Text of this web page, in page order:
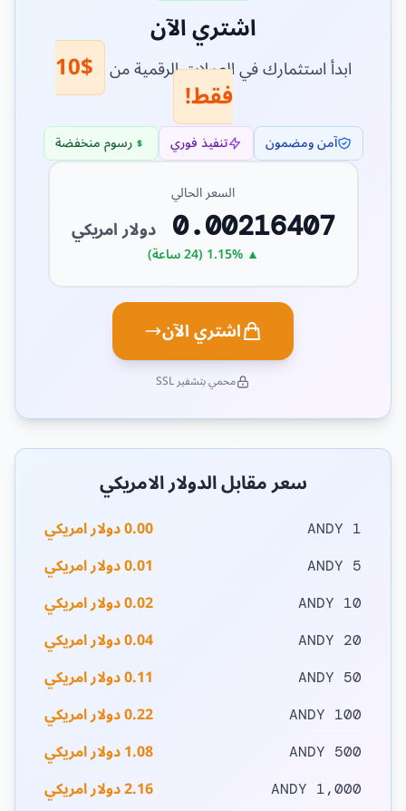
اشتري الآن
ابدأ استثمارك في العملات الرقمية من $10
فقط!
آمن ومضمون تنفيذ فوري
رسوم منخفضة
السعر الحالي
0.00216407 دولار امريكي
▲ 1.15% (24 ساعة)
اشتري الآن
محمي بتشفير SSL
سعر مقابل الدولار الامريكي
1 ANDY 0.00 دولار امريكي
5 ANDY 0.01 دولار امريكي
10 ANDY 0.02 دولار امريكي
20 ANDY 0.04 دولار امريكي
50 ANDY 0.11 دولار امريكي
100 ANDY 0.22 دولار امريكي
500 ANDY 1.08 دولار امريكي
1,000 ANDY 2.16 دولار امريكي